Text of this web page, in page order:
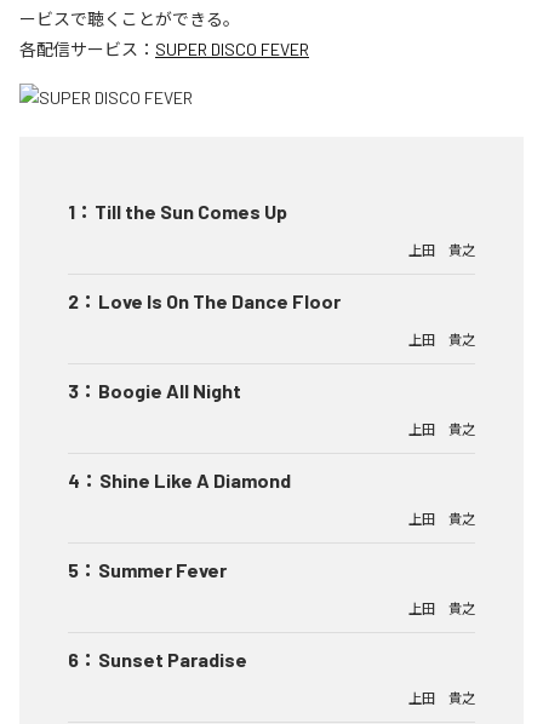
ービスで聴くことができる。
各配信サービス： SUPER DISCO FEVER
1 ： Till the Sun Comes Up
上田 貴之
2 ： Love Is On The Dance Floor
上田 貴之
3 ： Boogie All Night
上田 貴之
4 ： Shine Like A Diamond
上田 貴之
5 ： Summer Fever
上田 貴之
6 ： Sunset Paradise
上田 貴之